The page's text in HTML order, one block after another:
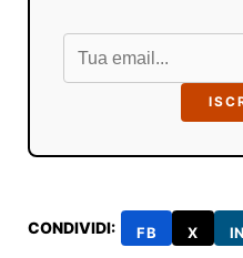
CONDIVIDI: FB X IN